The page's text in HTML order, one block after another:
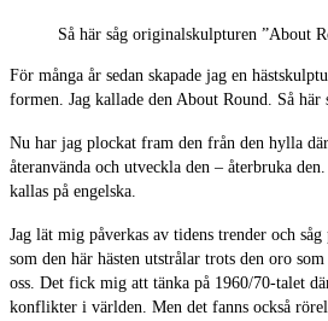
Så här såg originalskulpturen ”About
För många år sedan skapade jag en
formen. Jag kallade den About Round. Så här
Nu har jag plockat fram den från den hylla
återanvända och utveckla den – återbruka
kallas på engelska.
Jag lät mig påverkas av tidens trender och
som den här hästen utstrålar trots den oro
oss. Det fick mig att tänka på 1960/70-talet
konflikter i världen. Men det fanns också